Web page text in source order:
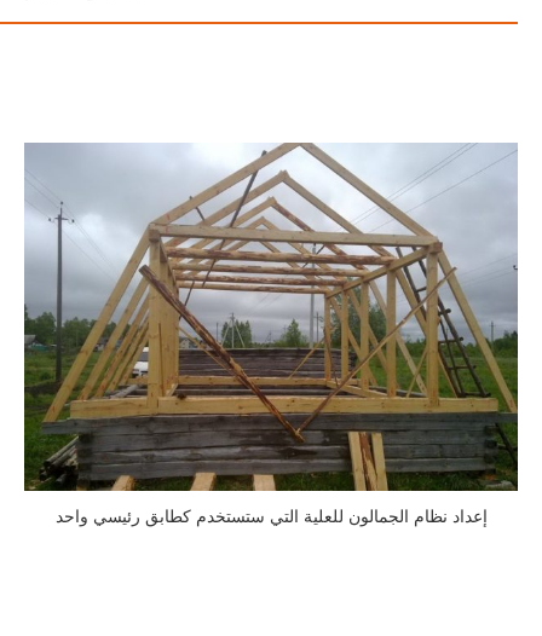
إعداد نظام الجمالون للعلية التي ستستخدم كطابق رئيسي واحد